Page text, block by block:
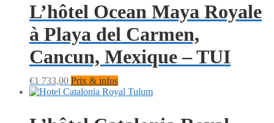
L’hôtel Ocean Maya Royale
à Playa del Carmen,
Cancun, Mexique – TUI
€1 733,00 Prix & infos